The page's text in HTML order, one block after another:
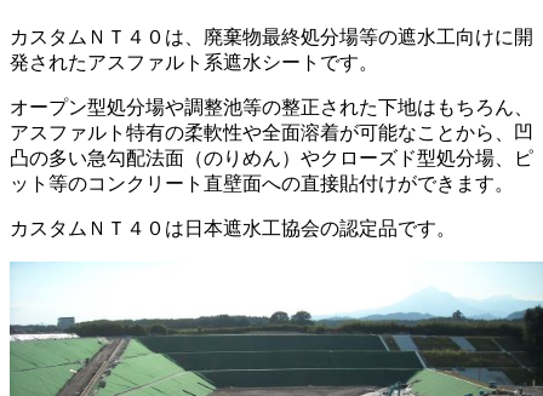
カスタムＮＴ４０は、廃棄物最終処分場等の遮水工向けに開
発されたアスファルト系遮水シートです。
オープン型処分場や調整池等の整正された下地はもちろん、
アスファルト特有の柔軟性や全面溶着が可能なことから、凹
凸の多い急勾配法面（のりめん）やクローズド型処分場、ピ
ット等のコンクリート直壁面への直接貼付けができます。
カスタムＮＴ４０は日本遮水工協会の認定品です。